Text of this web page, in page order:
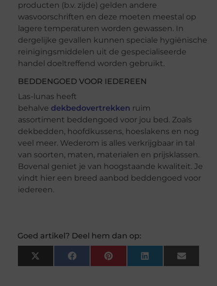
producten (b.v. zijde) gelden andere
wasvoorschriften en deze moeten meestal op
lagere temperaturen worden gewassen. In
dergelijke gevallen kunnen speciale hygiënische
reinigingsmiddelen uit de gespecialiseerde
handel doeltreffend worden gebruikt.
BEDDENGOED VOOR IEDEREEN
Las-lunas heeft
behalve dekbedovertrekken ruim
assortiment beddengoed voor jou bed. Zoals
dekbedden, hoofdkussens, hoeslakens en nog
veel meer. Wederom is alles verkrijgbaar in tal
van soorten, maten, materialen en prijsklassen.
Bovenal geniet je van hoogstaande kwaliteit. Je
vindt hier een breed aanbod beddengoed voor
iedereen.
Goed artikel? Deel hem dan op:
X
(Twitter)
FacebookPinterest LinkedIn Email